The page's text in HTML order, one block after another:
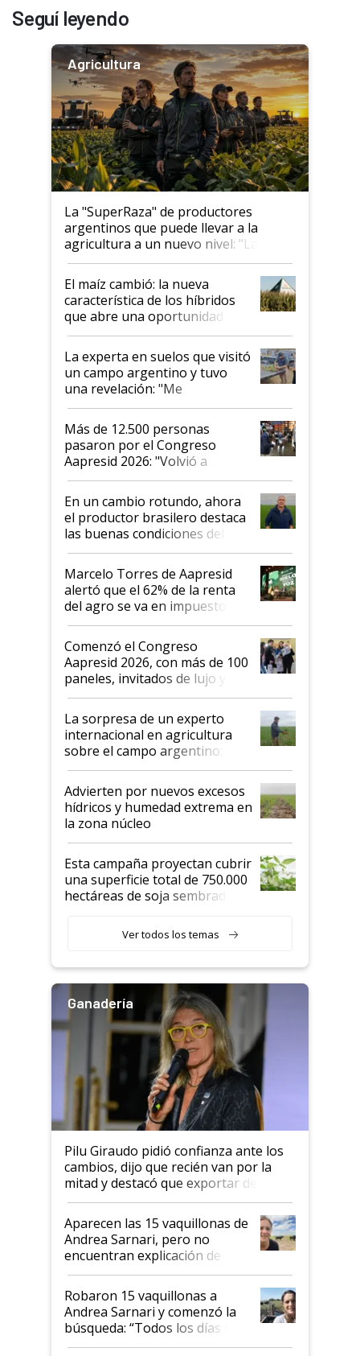
Seguí leyendo
Agricultura
La "SuperRaza" de productores
argentinos que puede llevar a la
agricultura a un nuevo nivel: "Las
posibilidades de crecimiento son
infinitas"
El maíz cambió: la nueva
característica de los híbridos
que abre una oportunidad en
el lote
La experta en suelos que visitó
un campo argentino y tuvo
una revelación: "Me
impresionó mucho"
Más de 12.500 personas
pasaron por el Congreso
Aapresid 2026: "Volvió a
demostrar que hablar del
suelo es hablar de todo el
sistema productivo"
En un cambio rotundo, ahora
el productor brasilero destaca
las buenas condiciones del
agro argentino para invertir:
"Los veo más motivados"
Marcelo Torres de Aapresid
alertó que el 62% de la renta
del agro se va en impuestos:
"No es bueno que en
Argentina se sigan discutiendo
las mismas cosas de hace 50
años"
Comenzó el Congreso
Aapresid 2026, con más de 100
paneles, invitados de lujo y
todas las tendencias
La sorpresa de un experto
internacional en agricultura
sobre el campo argentino:
"Estoy muy impresionado"
Advierten por nuevos excesos
hídricos y humedad extrema en
la zona núcleo
Esta campaña proyectan cubrir
una superficie total de 750.000
hectáreas de soja sembradas
variedades que marcan un
salto tecnológico en genética y
Ver todos los temas
Ganadería
Pilu Giraudo pidió confianza ante los
cambios, dijo que recién van por la
mitad y destacó que exportar dejó de
ser "para unos pocos": "Tenemos un
mandato muy claro del gobierno
nacional"
Aparecen las 15 vaquillonas de
Andrea Sarnari, pero no
encuentran explicación de
cómo llegaron allí
Robaron 15 vaquillonas a
Andrea Sarnari y comenzó la
búsqueda: “Todos los días le
toca a algún productor”